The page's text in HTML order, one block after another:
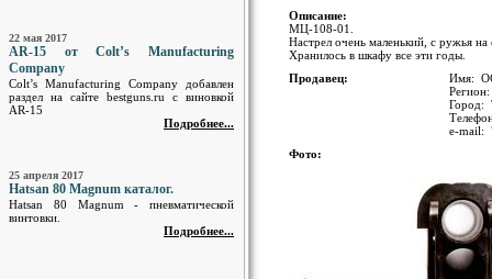
22 мая 2017
AR-15 от Colt’s Manufacturing
Company
Colt’s Manufacturing Company добавлен
раздел на сайте bestguns.ru с виновкой
AR-15
Подробнее...
25 апреля 2017
Hatsan 80 Magnum каталог.
Hatsan 80 Magnum - пневматической
винтовки.
Подробнее...
Описание:
МЦ-108-01.
Настрел очень маленький, с ружья на
Хранилось в шкафу все эти годы.
Продавец:
Имя:
Город:
e-mail:
Фото: